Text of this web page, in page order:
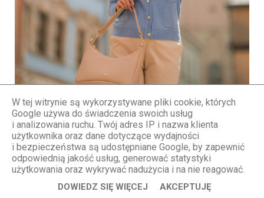
W tej witrynie są wykorzystywane pliki cookie, których
Google używa do świadczenia swoich usług
i analizowania ruchu. Twój adres IP i nazwa klienta
użytkownika oraz dane dotyczące wydajności
i bezpieczeństwa są udostępniane Google, by zapewnić
odpowiednią jakość usług, generować statystyki
użytkowania oraz wykrywać nadużycia i na nie reagować.
DOWIEDZ SIĘ WIĘCEJ AKCEPTUJĘ